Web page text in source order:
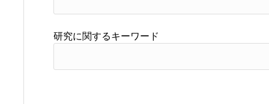
研究に関するキーワード